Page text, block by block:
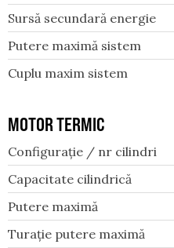
Sursă secundară energie
Putere maximă sistem
Cuplu maxim sistem
MOTOR TERMIC
Configurație / nr cilindri
Capacitate cilindrică
Putere maximă
Turație putere maximă